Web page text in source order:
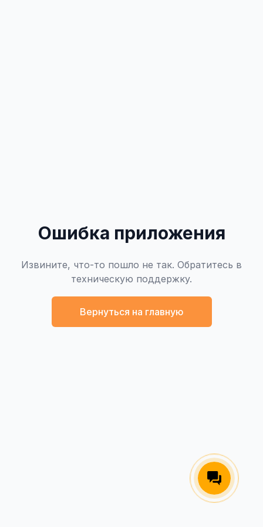
Ошибка приложения
Извините, что-то пошло не так. Обратитесь в
техническую поддержку.
Вернуться на главную